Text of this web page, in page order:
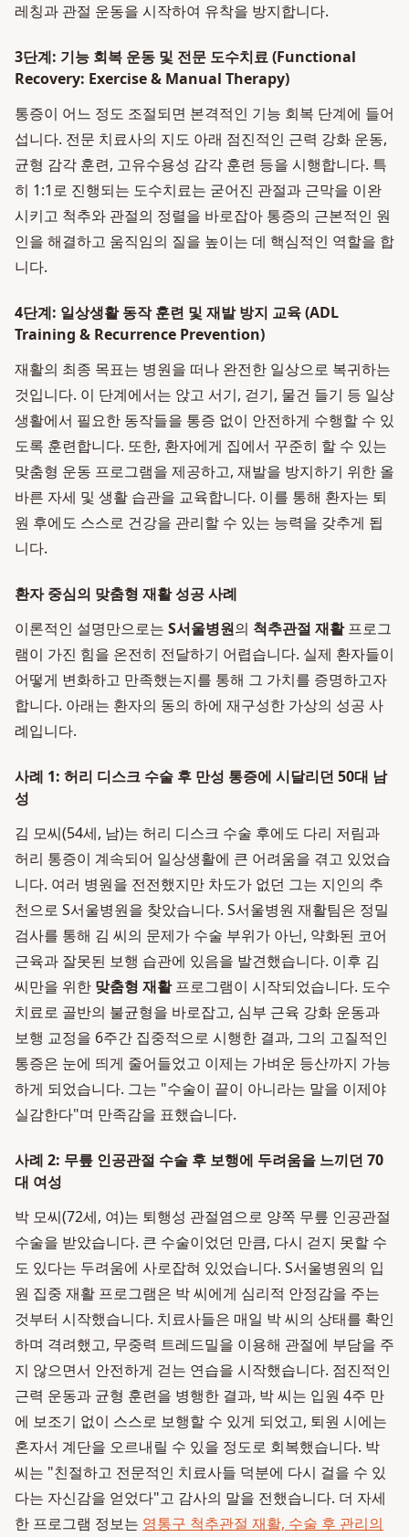
레칭과 관절 운동을 시작하여 유착을 방지합니다.
3단계: 기능 회복 운동 및 전문 도수치료 (Functional
Recovery: Exercise & Manual Therapy)
통증이 어느 정도 조절되면 본격적인 기능 회복 단계에 들어
섭니다. 전문 치료사의 지도 아래 점진적인 근력 강화 운동,
균형 감각 훈련, 고유수용성 감각 훈련 등을 시행합니다. 특
히 1:1로 진행되는 도수치료는 굳어진 관절과 근막을 이완
시키고 척추와 관절의 정렬을 바로잡아 통증의 근본적인 원
인을 해결하고 움직임의 질을 높이는 데 핵심적인 역할을 합
니다.
4단계: 일상생활 동작 훈련 및 재발 방지 교육 (ADL
Training & Recurrence Prevention)
재활의 최종 목표는 병원을 떠나 완전한 일상으로 복귀하는
것입니다. 이 단계에서는 앉고 서기, 걷기, 물건 들기 등 일상
생활에서 필요한 동작들을 통증 없이 안전하게 수행할 수 있
도록 훈련합니다. 또한, 환자에게 집에서 꾸준히 할 수 있는
맞춤형 운동 프로그램을 제공하고, 재발을 방지하기 위한 올
바른 자세 및 생활 습관을 교육합니다. 이를 통해 환자는 퇴
원 후에도 스스로 건강을 관리할 수 있는 능력을 갖추게 됩
니다.
환자 중심의 맞춤형 재활 성공 사례
이론적인 설명만으로는 S서울병원의 척추관절 재활프로그
램이 가진 힘을 온전히 전달하기 어렵습니다. 실제 환자들이
어떻게 변화하고 만족했는지를 통해 그 가치를 증명하고자
합니다. 아래는 환자의 동의 하에 재구성한 가상의 성공 사
례입니다.
사례 1: 허리 디스크 수술 후 만성 통증에 시달리던 50대 남
성
김 모씨(54세, 남)는 허리 디스크 수술 후에도 다리 저림과
허리 통증이 계속되어 일상생활에 큰 어려움을 겪고 있었습
니다. 여러 병원을 전전했지만 차도가 없던 그는 지인의 추
천으로 S서울병원을 찾았습니다. S서울병원 재활팀은 정밀
검사를 통해 김 씨의 문제가 수술 부위가 아닌, 약화된 코어
근육과 잘못된 보행 습관에 있음을 발견했습니다. 이후 김
씨만을 위한 맞춤형 재활프로그램이 시작되었습니다. 도수
치료로 골반의 불균형을 바로잡고, 심부 근육 강화 운동과
보행 교정을 6주간 집중적으로 시행한 결과, 그의 고질적인
통증은 눈에 띄게 줄어들었고 이제는 가벼운 등산까지 가능
하게 되었습니다. 그는 "수술이 끝이 아니라는 말을 이제야
실감한다"며 만족감을 표했습니다.
사례 2: 무릎 인공관절 수술 후 보행에 두려움을 느끼던 70
대 여성
박 모씨(72세, 여)는 퇴행성 관절염으로 양쪽 무릎 인공관절
수술을 받았습니다. 큰 수술이었던 만큼, 다시 걷지 못할 수
도 있다는 두려움에 사로잡혀 있었습니다. S서울병원의 입
원 집중 재활 프로그램은 박 씨에게 심리적 안정감을 주는
것부터 시작했습니다. 치료사들은 매일 박 씨의 상태를 확인
하며 격려했고, 무중력 트레드밀을 이용해 관절에 부담을 주
지 않으면서 안전하게 걷는 연습을 시작했습니다. 점진적인
근력 운동과 균형 훈련을 병행한 결과, 박 씨는 입원 4주 만
에 보조기 없이 스스로 보행할 수 있게 되었고, 퇴원 시에는
혼자서 계단을 오르내릴 수 있을 정도로 회복했습니다. 박
씨는 "친절하고 전문적인 치료사들 덕분에 다시 걸을 수 있
다는 자신감을 얻었다"고 감사의 말을 전했습니다. 더 자세
한 프로그램 정보는 영통구 척추관절 재활, 수술 후 관리의